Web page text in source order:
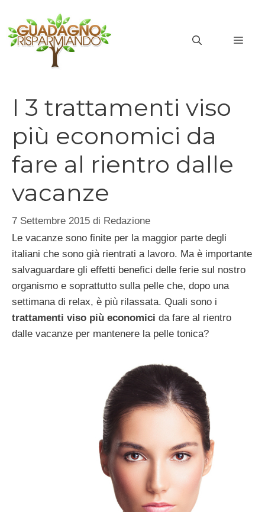
contenuto
I 3 trattamenti viso
più economici da
fare al rientro dalle
vacanze
7 Settembre 2015 di Redazione
Le vacanze sono finite per la maggior parte degli
italiani che sono già rientrati a lavoro. Ma è importante
salvaguardare gli effetti benefici delle ferie sul nostro
organismo e soprattutto sulla pelle che, dopo una
settimana di relax, è più rilassata. Quali sono i
trattamenti viso più economici da fare al rientro
dalle vacanze per mantenere la pelle tonica?